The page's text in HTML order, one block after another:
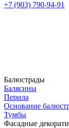
+7 (903) 790-94-91
Балюстрады
Балясины
Перила
Основание
Тумбы
Фасадные